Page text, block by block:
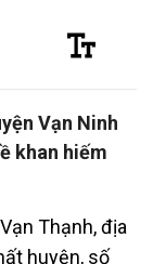
Vạn Ninh
khan hiếm
Thạnh, địa
huyện, số